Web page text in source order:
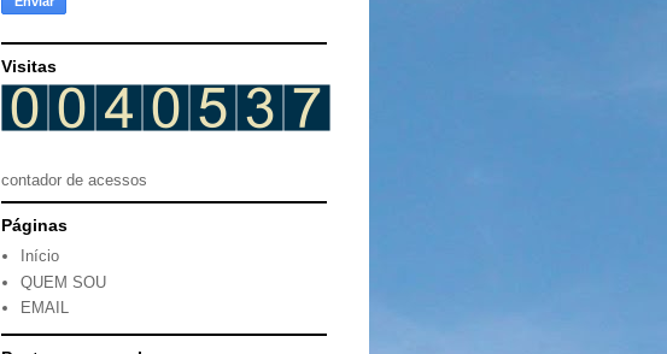
Visitas
contador de acessos
Páginas
Início
QUEM SOU
EMAIL